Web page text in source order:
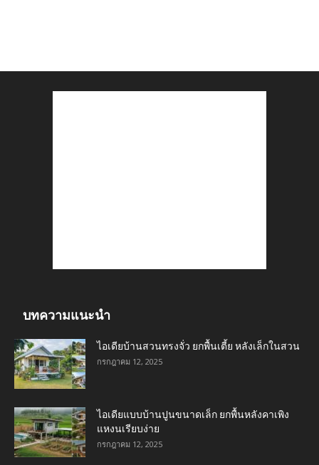
บทความแนะนำ
ไอเดียบ้านสวนทรงจั่ว ยกพื้นเตี้ย หลังเล็กในสวน
กรกฎาคม 12, 2025
ไอเดียแบบบ้านปูนขนาดเล็ก ยกพื้นหลังคาเพิง
แหงนเรียบง่าย
กรกฎาคม 12, 2025